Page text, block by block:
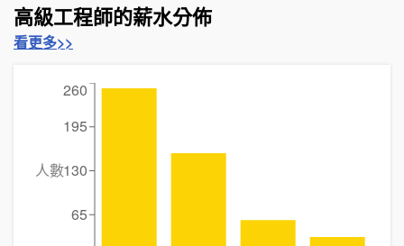
高級工程師的薪水分佈
看更多>>
65
130
195
260
人數